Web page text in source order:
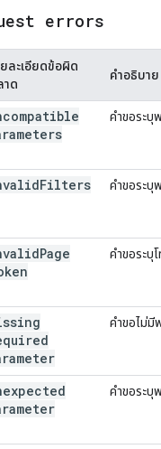
errors
ละเอียดข้อผิด
ด
คำอธิบาย
คำขอระบุ
Filters คำขอระบุ
Page
คำขอระบุ
คำขอไม่มี
คำขอระบุ